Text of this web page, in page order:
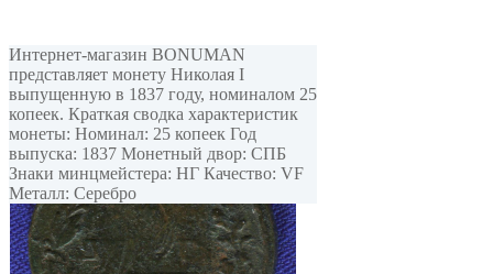
Интернет-магазин BONUMAN
представляет монету Николая I
выпущенную в 1837 году, номиналом 25
копеек. Краткая сводка характеристик
монеты: Номинал: 25 копеек Год
выпуска: 1837 Монетный двор: СПБ
Знаки минцмейстера: НГ Качество: VF
Металл: Серебро